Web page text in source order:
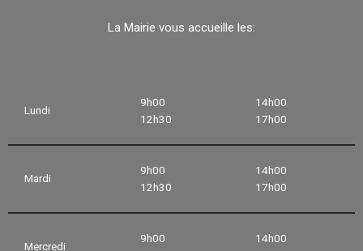
La Mairie vous accueille les:
Lundi
9h00
12h30
14h00
17h00
Mardi
9h00
12h30
14h00
17h00
Mercredi
9h00
14h00